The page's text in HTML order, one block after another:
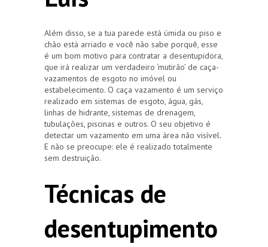
Além disso, se a tua parede está úmida ou piso e
chão está arriado e você não sabe porquê, esse
é um bom motivo para contratar a desentupidora,
que irá realizar um verdadeiro ‘mutirão’ de caça-
vazamentos de esgoto no imóvel ou
estabelecimento. O caça vazamento é um serviço
realizado em sistemas de esgoto, água, gás,
linhas de hidrante, sistemas de drenagem,
tubulações, piscinas e outros. O seu objetivo é
detectar um vazamento em uma área não visível.
E não se preocupe: ele é realizado totalmente
sem destruição.
Técnicas de
desentupimento